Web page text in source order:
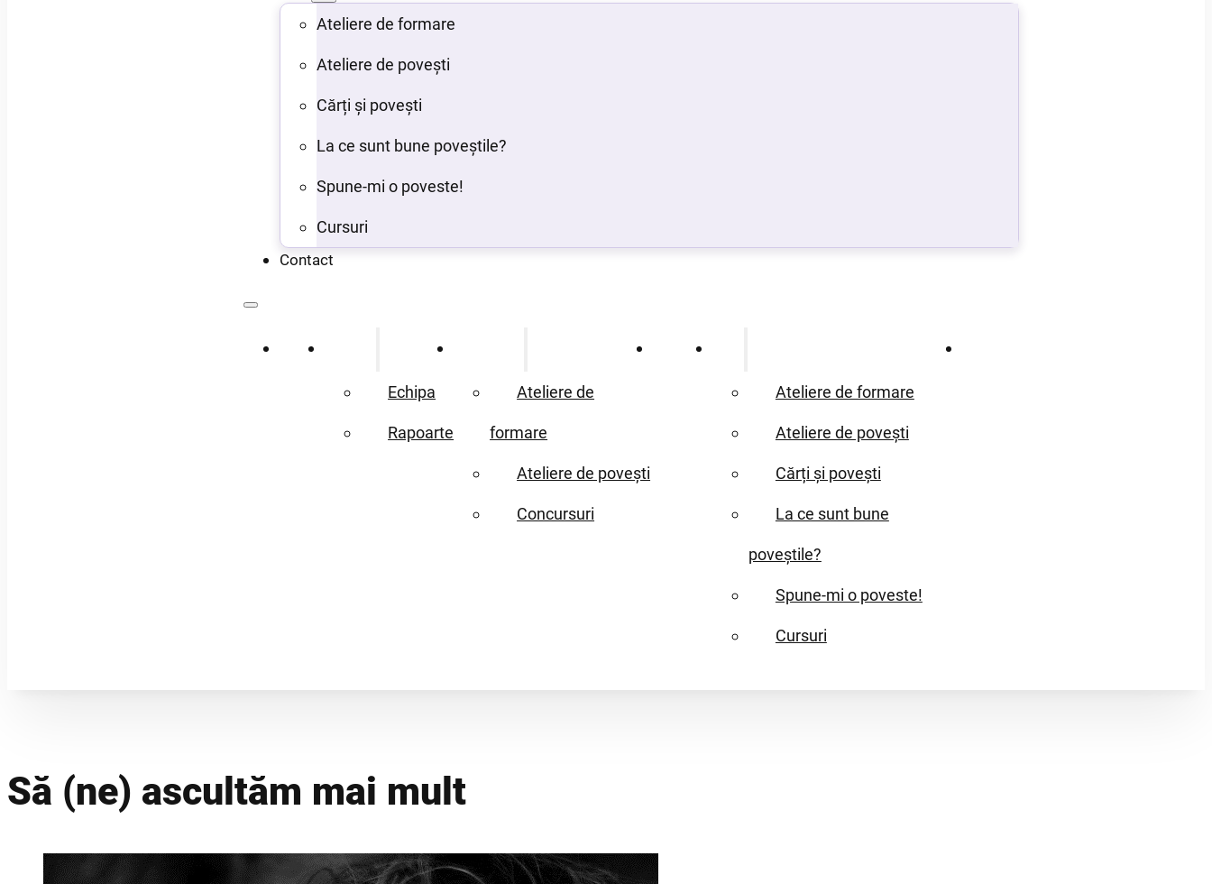
Ateliere de formare
Ateliere de povești
Cărți și povești
La ce sunt bune poveștile?
Spune-mi o poveste!
Cursuri
Contact
Acasă
Echipa
Rapoarte
Ateliere de
formare
Ateliere de povești
Concursuri
Proiecte
Ateliere de formare
Ateliere de povești
Cărți și povești
La ce sunt bune
poveștile?
Spune-mi o poveste!
Cursuri
Să (ne) ascultăm mai mult